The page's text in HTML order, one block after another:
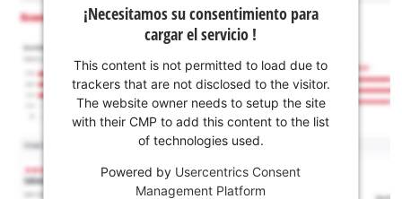
¡Necesitamos su consentimiento para
cargar el servicio !
This content is not permitted to load due to
trackers that are not disclosed to the visitor.
The website owner needs to setup the site
with their CMP to add this content to the list
of technologies used.
Powered by Usercentrics Consent
Management Platform